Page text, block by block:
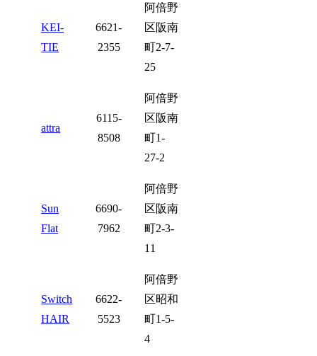
KEI-
TIE
6621-
2355
阿倍野
区阪南
町2-7-
25
attra
6115-
8508
阿倍野
区阪南
町1-
27-2
Sun
Flat
6690-
7962
阿倍野
区阪南
町2-3-
11
Switch
HAIR
6622-
5523
阿倍野
区昭和
町1-5-
4